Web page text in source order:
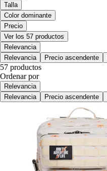
Talla
Color dominante
Precio
Ver los 57 productos
Relevancia
Relevancia
Precio ascendente
57 productos
Ordenar por
Relevancia
Relevancia
Precio ascendente